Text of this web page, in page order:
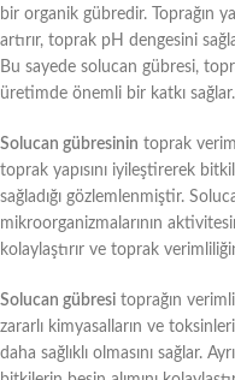
bir organik gübredir. Toprağın
artırır, toprak pH dengesini
Bu sayede solucan gübresi,
üretimde önemli bir katkı sağlar.
Solucan gübresinin toprak
toprak yapısını iyileştirerek
sağladığı gözlemlenmiştir.
mikroorganizmalarının
kolaylaştırır ve toprak
Solucan gübresi toprağın
zararlı kimyasalların ve
daha sağlıklı olmasını sağlar.